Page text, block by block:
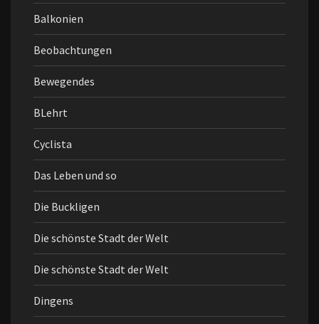
Balkonien
Beobachtungen
Bewegendes
BLehrt
Cyclista
Das Leben und so
Die Buckligen
Die schönste Stadt der Welt
Die schönste Stadt der Welt
Dingens